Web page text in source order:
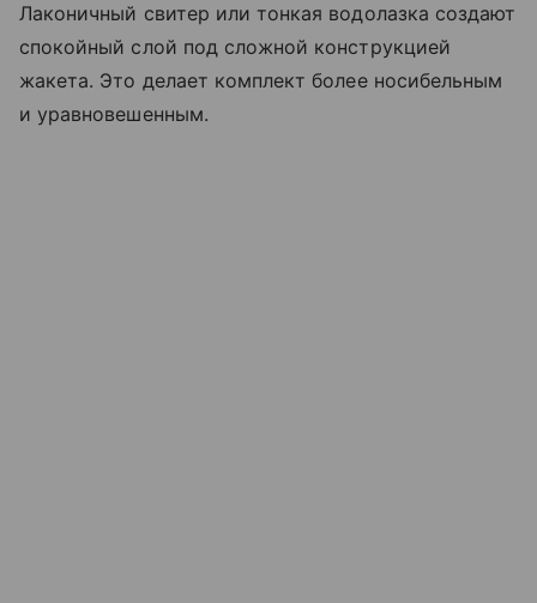
Лаконичный свитер или тонкая водолазка создают
спокойный слой под сложной конструкцией
жакета. Это делает комплект более носибельным
и уравновешенным.